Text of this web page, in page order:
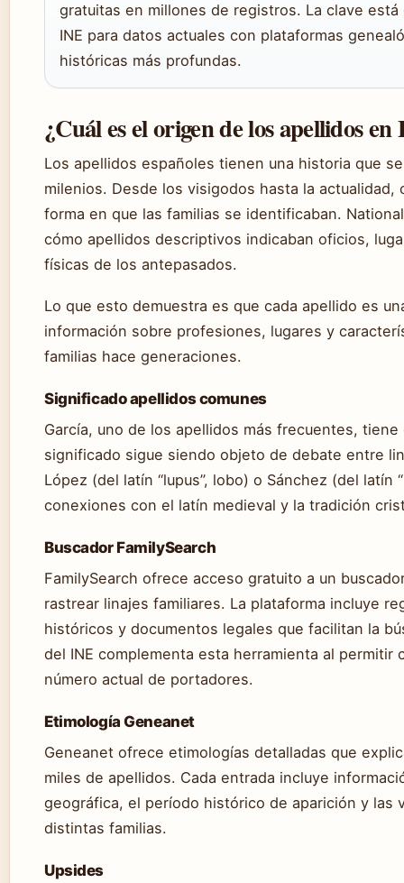
gratuitas en millones de registros. La clave
INE para datos actuales con plataformas
históricas más profundas.
¿Cuál es el origen de los apellidos en
Los apellidos españoles tienen una historia que
milenios. Desde los visigodos hasta la actualidad,
forma en que las familias se identificaban.
cómo apellidos descriptivos indicaban oficios,
físicas de los antepasados.
Lo que esto demuestra es que cada apellido es
información sobre profesiones, lugares y
familias hace generaciones.
Significado apellidos comunes
García, uno de los apellidos más frecuentes,
significado sigue siendo objeto de debate entre
López (del latín “lupus”, lobo) o Sánchez (del latín
conexiones con el latín medieval y la tradición
Buscador FamilySearch
FamilySearch ofrece acceso gratuito a un
rastrear linajes familiares. La plataforma incluye
históricos y documentos legales que facilitan la
del INE complementa esta herramienta al permitir
número actual de portadores.
Etimología Geneanet
Geneanet ofrece etimologías detalladas que
miles de apellidos. Cada entrada incluye
geográfica, el período histórico de aparición y las
distintas familias.
Upsides